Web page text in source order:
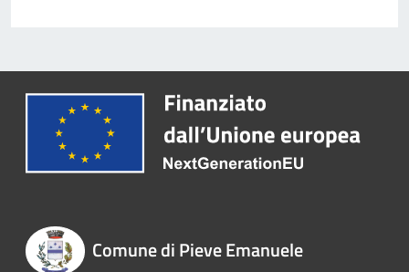
Comune di Pieve Emanuele